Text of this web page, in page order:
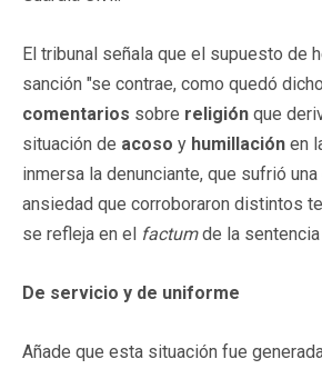
El tribunal señala que el supuesto de
sanción "se contrae, como quedó
comentarios sobre religión que
situación de acoso y humillación en
inmersa la denunciante, que sufrió
ansiedad que corroboraron distintos
se refleja en el factumde la sentencia
De servicio y de uniforme
Añade que esta situación fue